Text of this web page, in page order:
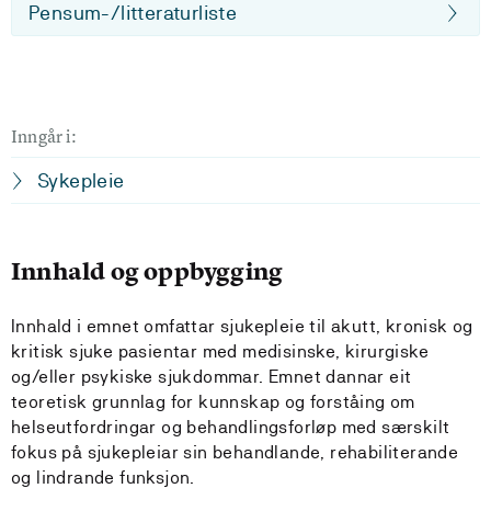
Pensum-/litteraturliste
Inngår i:
Sykepleie
Innhald og oppbygging
Innhald i emnet omfattar sjukepleie til akutt, kronisk og
kritisk sjuke pasientar med medisinske, kirurgiske
og/eller psykiske sjukdommar. Emnet dannar eit
teoretisk grunnlag for kunnskap og forståing om
helseutfordringar og behandlingsforløp med særskilt
fokus på sjukepleiar sin behandlande, rehabiliterande
og lindrande funksjon.